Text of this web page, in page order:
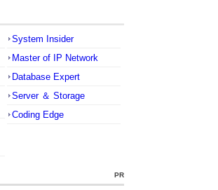
System Insider
Master of IP Network
Database Expert
Server ＆ Storage
Coding Edge
PR